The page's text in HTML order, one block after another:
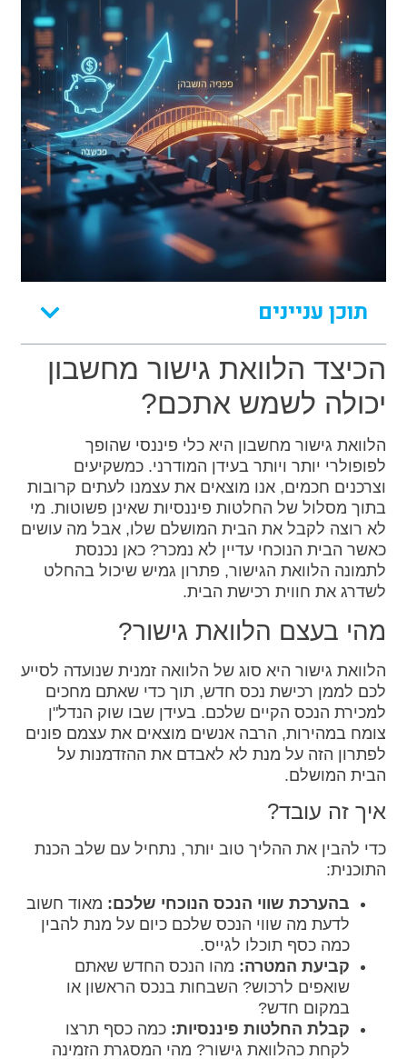
תוכן עניינים
הכיצד הלוואת גישור מחשבון
יכולה לשמש אתכם?
הלוואת גישור מחשבון היא כלי פיננסי שהופך
לפופולרי יותר ויותר בעידן המודרני. כמשקיעים
וצרכנים חכמים, אנו מוצאים את עצמנו לעתים קרובות
בתוך מסלול של החלטות פיננסיות שאינן פשוטות. מי
לא רוצה לקבל את הבית המושלם שלו, אבל מה עושים
כאשר הבית הנוכחי עדיין לא נמכר? כאן נכנסת
לתמונה הלוואת הגישור, פתרון גמיש שיכול בהחלט
לשדרג את חווית רכישת הבית.
מהי בעצם הלוואת גישור?
הלוואת גישור היא סוג של הלוואה זמנית שנועדה לסייע
לכם לממן רכישת נכס חדש, תוך כדי שאתם מחכים
למכירת הנכס הקיים שלכם. בעידן שבו שוק הנדל"ן
צומח במהירות, הרבה אנשים מוצאים את עצמם פונים
לפתרון הזה על מנת לא לאבדם את ההזדמנות על
הבית המושלם.
איך זה עובד?
כדי להבין את ההליך טוב יותר, נתחיל עם שלב הכנת
התוכנית:
בהערכת שווי הנכס הנוכחי שלכם: מאוד חשוב
לדעת מה שווי הנכס שלכם כיום על מנת להבין
כמה כסף תוכלו לגייס.
קביעת המטרה: מהו הנכס החדש שאתם
שואפים לרכוש? השבחות בנכס הראשון או
במקום חדש?
קבלת החלטות פיננסיות: כמה כסף תרצו
לקחת כהלוואת גישור? מהי המסגרת הזמינה